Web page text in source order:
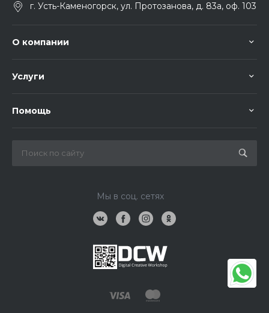
г. Усть-Каменогорск, ул. Протозанова, д. 83а, оф. 103
О компании
Услуги
Помощь
Мы в соц. сетях